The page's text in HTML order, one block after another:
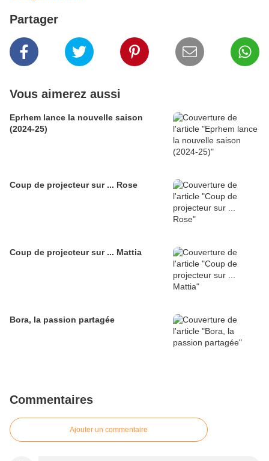
Partager
Vous aimerez aussi
Eprhem lance la nouvelle saison
(2024-25)
Coup de projecteur sur ... Rose
Coup de projecteur sur ... Mattia
Bora, la passion partagée
Commentaires
Ajouter un commentaire